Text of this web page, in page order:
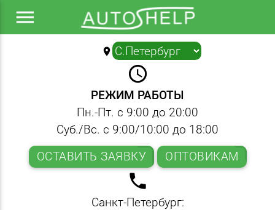
menu
location_on ▼
query_builder
РЕЖИМ РАБОТЫ
Пн.-Пт. с 9:00 до 20:00
Суб./Вс. с 9:00/10:00 до 18:00
ОСТАВИТЬ ЗАЯВКУ
ОПТОВИКАМ
local_phone
Санкт-Петербург: